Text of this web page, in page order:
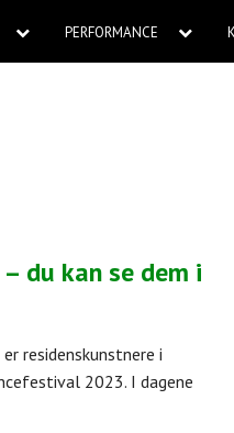
PERFORMANCE
– du kan se dem i
residenskunstnere i
2023. I dagene